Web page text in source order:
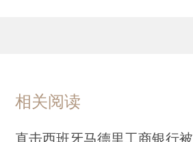
相关阅读
直击西班牙马德里工商银行被